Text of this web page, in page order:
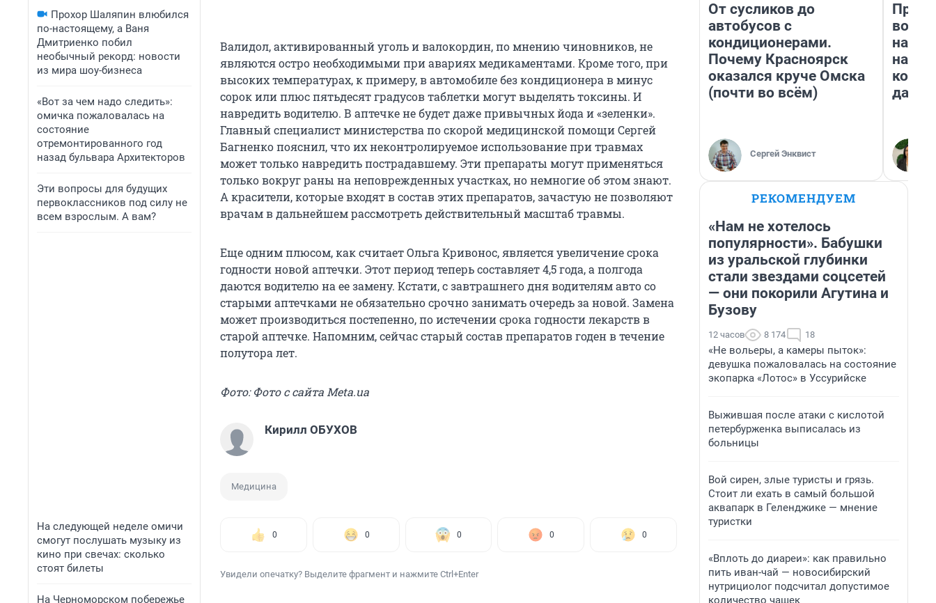
Прохор Шаляпин влюбился
по-настоящему, а Ваня
Дмитриенко побил
необычный рекорд: новости
из мира шоу-бизнеса
«Вот за чем надо следить»:
омичка пожаловалась на
состояние
отремонтированного год
назад бульвара Архитекторов
Эти вопросы для будущих
первоклассников под силу не
всем взрослым. А вам?
На следующей неделе омичи
смогут послушать музыку из
кино при свечах: сколько
стоят билеты
На Черноморском побережье
Валидол, активированный уголь и валокордин, по мнению чиновников, не
являются остро необходимыми при авариях медикаментами. Кроме того, при
высоких температурах, к примеру, в автомобиле без кондиционера в минус
сорок или плюс пятьдесят градусов таблетки могут выделять токсины. И
навредить водителю. В аптечке не будет даже привычных йода и «зеленки».
Главный специалист министерства по скорой медицинской помощи Сергей
Багненко пояснил, что их неконтролируемое использование при травмах
может только навредить пострадавшему. Эти препараты могут применяться
только вокруг раны на неповрежденных участках, но немногие об этом знают.
А красители, которые входят в состав этих препаратов, зачастую не позволяют
врачам в дальнейшем рассмотреть действительный масштаб травмы.
Еще одним плюсом, как считает Ольга Кривонос, является увеличение срока
годности новой аптечки. Этот период теперь составляет 4,5 года, а полгода
даются водителю на ее замену. Кстати, с завтрашнего дня водителям авто со
старыми аптечками не обязательно срочно занимать очередь за новой. Замена
может производиться постепенно, по истечении срока годности лекарств в
старой аптечке. Напомним, сейчас старый состав препаратов годен в течение
полутора лет.
Фото: Фото с сайта Meta.ua
Кирилл ОБУХОВ
Медицина
0 0 0 0 0
Увидели опечатку? Выделите фрагмент и нажмите Ctrl+Enter
От сусликов до
автобусов с
кондиционерами.
Почему Красноярск
оказался круче Омска
(почти во всём)
Сергей Энквист
нам
даже
РЕКОМЕНДУЕМ
«Нам не хотелось
популярности». Бабушки
из уральской глубинки
стали звездами соцсетей
— они покорили Агутина и
Бузову
12 часов 8 174 18
«Не вольеры, а камеры пыток»:
девушка пожаловалась на состояние
экопарка «Лотос» в Уссурийске
Выжившая после атаки с кислотой
петербурженка выписалась из
больницы
Вой сирен, злые туристы и грязь.
Стоит ли ехать в самый большой
аквапарк в Геленджике — мнение
туристки
«Вплоть до диареи»: как правильно
пить иван-чай — новосибирский
нутрициолог подсчитал допустимое
количество чашек